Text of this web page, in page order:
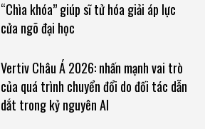
“Chìa khóa” giúp sĩ tử hóa giải áp lực
cửa ngõ đại học
Vertiv Châu Á 2026: nhấn mạnh vai trò
của quá trình chuyển đổi do đối tác dẫn
dắt trong kỷ nguyên AI